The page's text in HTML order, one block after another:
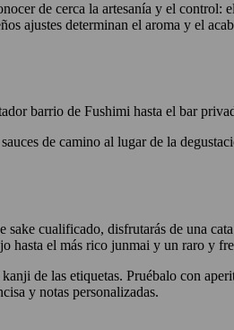
de cerca la artesanía y el
ajustes determinan el aroma y el
barrio de Fushimi hasta el bar
de camino al lugar de la
cualificado, disfrutarás de una
hasta el más rico junmai y un raro y
de las etiquetas. Pruébalo con
y notas personalizadas.